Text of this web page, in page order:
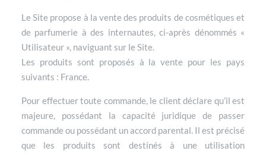
Le Site propose à la vente des produits de cosmétiques et
de parfumerie à des internautes, ci-après dénommés «
Utilisateur », naviguant sur le Site.
Les produits sont proposés à la vente pour les pays
suivants : France.
Pour effectuer toute commande, le client déclare qu’il est
majeure, possédant la capacité juridique de passer
commande ou possédant un accord parental. Il est précisé
que les produits sont destinés à une utilisation